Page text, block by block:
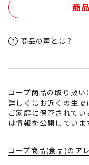
商
商品の声とは？
コープ商品の取り扱い
詳しくはお近くの生協
ご家庭に保管されて
は情報を公開していま
コープ商品(食品)のア